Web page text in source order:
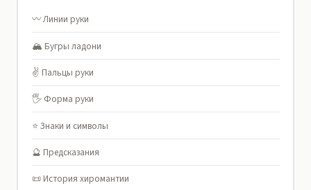
〰️ Линии руки
🏔️ Бугры ладони
✌️ Пальцы руки
🖐️ Форма руки
⭐ Знаки и символы
🔮 Предсказания
📜 История хиромантии